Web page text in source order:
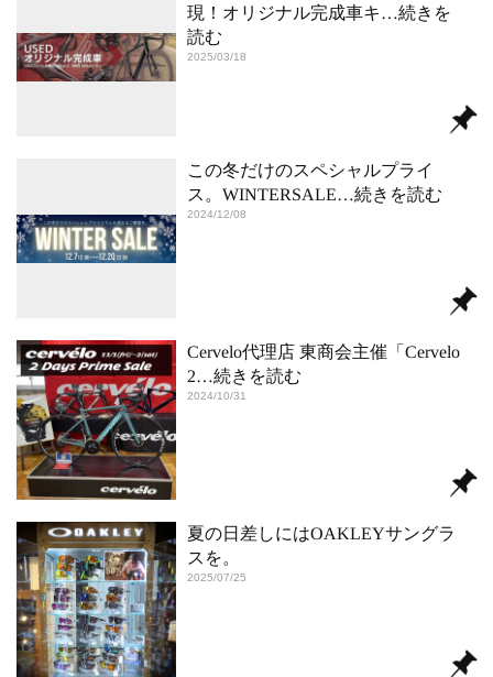
現！オリジナル完成車キ …続きを
読む
2025/03/18
この冬だけのスペシャルプライ
ス。WINTERSALE…続きを読む
2024/12/08
Cervelo代理店 東商会主催「Cervelo
2…続きを読む
2024/10/31
夏の日差しにはOAKLEYサングラ
スを。
2025/07/25